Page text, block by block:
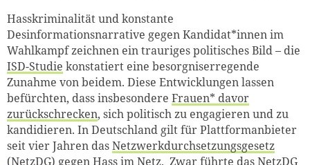
Hasskriminalität und konstante
Desinformationsnarrative gegen Kandidat*innen im
Wahlkampf zeichnen ein trauriges politisches Bild – die
ISD-Studie konstatiert eine besorgniserregende
Zunahme von beidem. Diese Entwicklungen lassen
befürchten, dass insbesondere Frauen* davor
zurückschrecken, sich politisch zu engagierenund zu
kandidieren. In Deutschland gilt für Plattformanbieter
seit vier Jahren dasNetzwerkdurchsetzungsgesetz
(NetzDG) gegen Hass im Netz. Zwar führte das NetzDG